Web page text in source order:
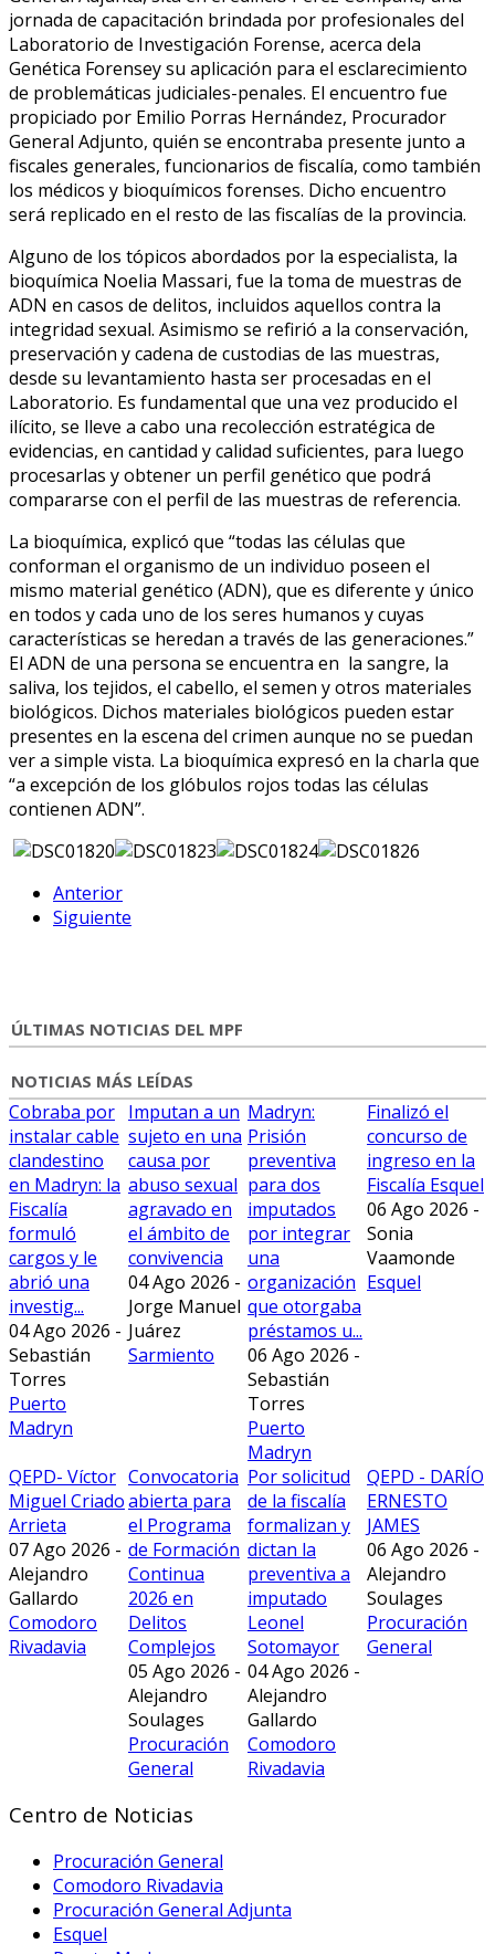
jornada de capacitación brindada por profesionales del
Laboratorio de Investigación Forense, acerca dela
Genética Forensey su aplicación para el esclarecimiento
de problemáticas judiciales-penales. El encuentro fue
propiciado por Emilio Porras Hernández, Procurador
General Adjunto, quién se encontraba presente junto a
fiscales generales, funcionarios de fiscalía, como también
los médicos y bioquímicos forenses. Dicho encuentro
será replicado en el resto de las fiscalías de la provincia.
Alguno de los tópicos abordados por la especialista, la
bioquímica Noelia Massari, fue la toma de muestras de
ADN en casos de delitos, incluidos aquellos contra la
integridad sexual. Asimismo se refirió a la conservación,
preservación y cadena de custodias de las muestras,
desde su levantamiento hasta ser procesadas en el
Laboratorio. Es fundamental que una vez producido el
ilícito, se lleve a cabo una recolección estratégica de
evidencias, en cantidad y calidad suficientes, para luego
procesarlas y obtener un perfil genético que podrá
compararse con el perfil de las muestras de referencia.
La bioquímica, explicó que “todas las células que
conforman el organismo de un individuo poseen el
mismo material genético (ADN), que es diferente y único
en todos y cada uno de los seres humanos y cuyas
características se heredan a través de las generaciones.”
El ADN de una persona se encuentra en la sangre, la
saliva, los tejidos, el cabello, el semen y otros materiales
biológicos. Dichos materiales biológicos pueden estar
presentes en la escena del crimen aunque no se puedan
ver a simple vista. La bioquímica expresó en la charla que
“a excepción de los glóbulos rojos todas las células
contienen ADN”.
Anterior
Siguiente
ÚLTIMAS NOTICIAS DEL MPF
NOTICIAS MÁS LEÍDAS
Cobraba por
instalar cable
clandestino
en Madryn: la
Fiscalía
formuló
cargos y le
abrió una
investig...
04 Ago 2026 -
Sebastián
Torres
Puerto
Madryn
Imputan a un
sujeto en una
causa por
abuso sexual
agravado en
el ámbito de
convivencia
04 Ago 2026 -
Jorge Manuel
Juárez
Sarmiento
Madryn:
Prisión
preventiva
para dos
imputados
por integrar
una
organización
que otorgaba
préstamos u...
06 Ago 2026 -
Sebastián
Torres
Puerto
Madryn
Finalizó el
concurso de
ingreso en la
Fiscalía Esquel
06 Ago 2026 -
Sonia
Vaamonde
Esquel
QEPD- Víctor
Miguel Criado
Arrieta
07 Ago 2026 -
Alejandro
Gallardo
Comodoro
Rivadavia
Convocatoria
abierta para
el Programa
de Formación
Continua
2026 en
Delitos
Complejos
05 Ago 2026 -
Alejandro
Soulages
Procuración
General
Por solicitud
de la fiscalía
formalizan y
dictan la
preventiva a
imputado
Leonel
Sotomayor
04 Ago 2026 -
Alejandro
Gallardo
Comodoro
Rivadavia
QEPD - DARÍO
ERNESTO
JAMES
06 Ago 2026 -
Alejandro
Soulages
Procuración
General
Centro de Noticias
Procuración General
Comodoro Rivadavia
Procuración General Adjunta
Esquel